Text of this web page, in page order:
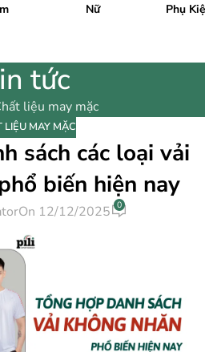
Nữ Phụ
tức
liệu may mặc
LIỆU MAY MẶC
sách các loại vải
biến hiện nay
On 12/12/2025 0